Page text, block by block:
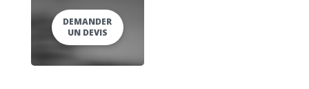
DEMANDER
UN DEVIS